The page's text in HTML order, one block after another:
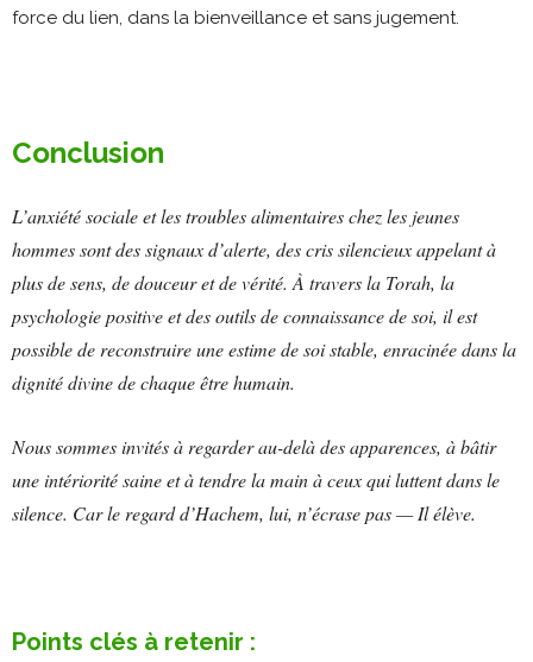
force du lien, dans la bienveillance et sans jugement.
Conclusion
L’anxiété sociale et les troubles alimentaires chez les jeunes
hommes sont des signaux d’alerte, des cris silencieux appelant à
plus de sens, de douceur et de vérité. À travers la Torah, la
psychologie positive et des outils de connaissance de soi, il est
possible de reconstruire une estime de soi stable, enracinée dans la
dignité divine de chaque être humain.
Nous sommes invités à regarder au-delà des apparences, à bâtir
une intériorité saine et à tendre la main à ceux qui luttent dans le
silence. Car le regard d’Hachem, lui, n’écrase pas — Il élève.
Points clés à retenir :